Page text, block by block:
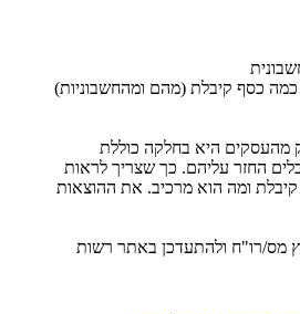
כסף קיבלת (מהם ומהחשבוניות)
מהעסקים היא בחלקה כוללת
החזר עליהם. כך שצריך לראות
ומה הוא מרכיב. את ההוצאות
מס/רו"ח ולהתעדכן באתר רשות